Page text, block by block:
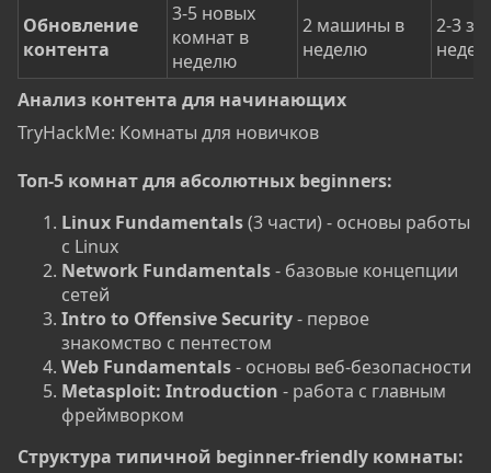
Обновление
контента
3-5 новых
комнат в
неделю
2 машины в
неделю
2-3
Анализ контента для начинающих​
TryHackMe: Комнаты для новичков
Топ-5 комнат для абсолютных beginners:
Linux Fundamentals(3 части) - основы работы
с Linux
Network Fundamentals- базовые концепции
сетей
Intro to Offensive Security- первое
знакомство с пентестом
Web Fundamentals- основы веб-безопасности
Metasploit: Introduction - работа с главным
фреймворком
Структура типичной beginner-friendly комнаты: